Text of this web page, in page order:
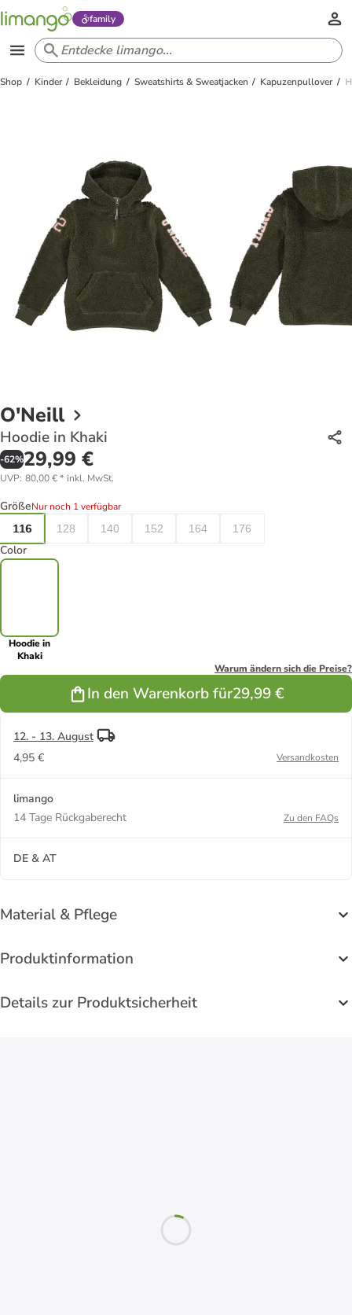
family
Shop Kinder Bekleidung Sweatshirts & Sweatjacken Kapuzenpullover
O'Neill
Hoodie in Khaki
-62%29,99 €
UVP: 80,00 €* inkl. MwSt.
GrößeNur noch 1 verfügbar
116
128 140 152 164 176
Color
Hoodie in
Khaki
Warum ändern sich die Preise?
In den Warenkorb für29,99 €
12. - 13. August
4,95 €
Versandkosten
limango
14 Tage Rückgaberecht
Zu den FAQs
DE & AT
Material & Pflege
Produktinformation
Details zur Produktsicherheit